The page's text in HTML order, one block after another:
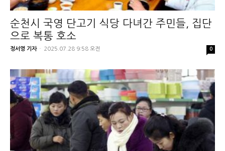
순천시 국영 단고기 식당 다녀간 주민들, 집단
으로 복통 호소
정서영 기자 - 2025.07.28 9:58 오전 0